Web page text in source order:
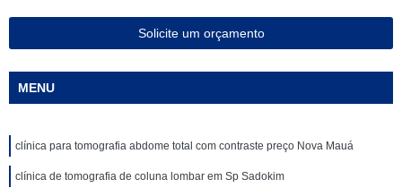
Solicite um orçamento
MENU
clínica para tomografia abdome total com contraste preço Nova Mauá
clínica de tomografia de coluna lombar em Sp Sadokim